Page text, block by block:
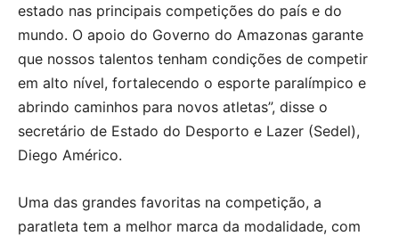
estado nas principais competições do país e do
mundo. O apoio do Governo do Amazonas garante
que nossos talentos tenham condições de competir
em alto nível, fortalecendo o esporte paralímpico e
abrindo caminhos para novos atletas”, disse o
secretário de Estado do Desporto e Lazer (Sedel),
Diego Américo.
Uma das grandes favoritas na competição, a
paratleta tem a melhor marca da modalidade, com